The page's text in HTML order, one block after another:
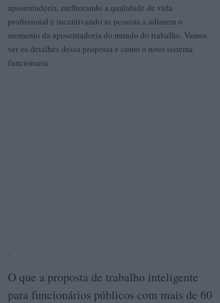
aposentadoria, melhorando a qualidade de vida
profissional e incentivando as pessoas a adiarem o
momento da aposentadoria do mundo do trabalho. Vamos
ver os detalhes dessa proposta e como o novo sistema
funcionaria
.
O que a proposta de trabalho inteligente
para funcionários públicos com mais de 60